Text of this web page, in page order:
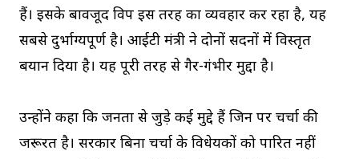
हैं। इसके बावजूद विपक्ष इस तरह का व्यवहार कर रहा है, यह
सबसे दुर्भाग्यपूर्ण है। आईटी मंत्री ने दोनों सदनों में विस्तृत
बयान दिया है। यह पूरी तरह से गैर-गंभीर मुद्दा है।
उन्होंने कहा कि जनता से जुड़े कई मुद्दे हैं जिन पर चर्चा की
जरूरत है। सरकार बिना चर्चा के विधेयकों को पारित नहीं